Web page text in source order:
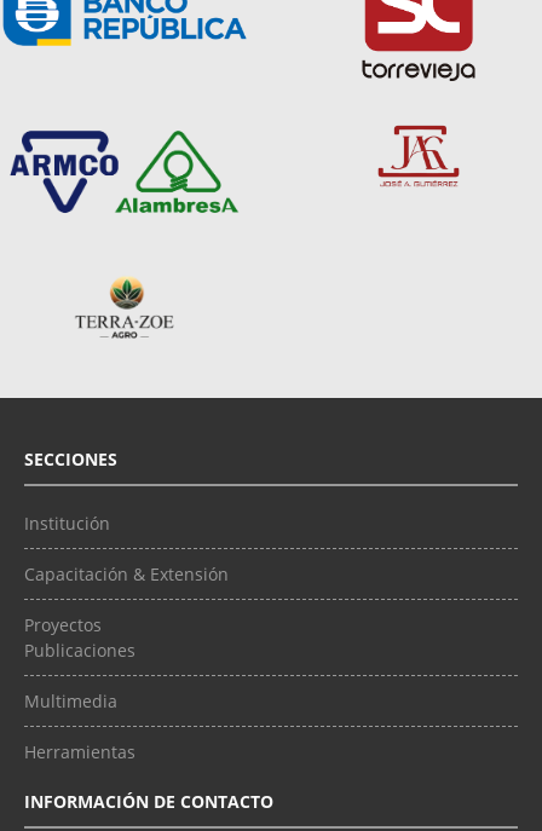
SECCIONES
Institución
Capacitación & Extensión
Proyectos
Publicaciones
Multimedia
Herramientas
INFORMACIÓN DE CONTACTO